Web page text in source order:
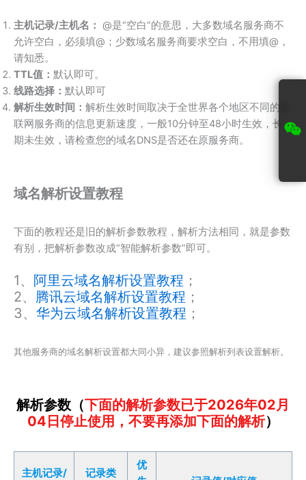
主机记录/主机名： @是“空白”的意思，大多数域名服务商不
允许空白，必须填@；少数域名服务商要求空白，不用填@，
请知悉。
TTL值： 默认即可。
线路选择： 默认即可
解析生效时间： 解析生效时间取决于全世界各个地区不同的互
联网服务商的信息更新速度，一般10分钟至48小时生效，长
期未生效，请检查您的域名DNS是否还在原服务商。
域名解析设置教程
下面的教程还是旧的解析参数教程，解析方法相同，就是参数
有别，把解析参数改成“智能解析参数”即可。
1、 阿里云域名解析设置教程 ；
2、 腾讯云域名解析设置教程 ；
3、 华为云域名解析设置教程 ；
其他服务商的域名解析设置都大同小异，建议参照解析列表设置解析。
解析参数（下面的解析参数已于2026年02月
04日停止使用，不要再添加下面的解析）
主机记录/ 记录类
优